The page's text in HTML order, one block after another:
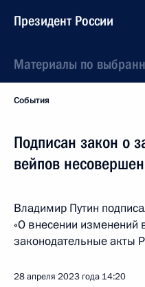
Президент России
Материалы по
События
Подписан закон о
вейпов
Владимир Путин
«О внесении изменений
законодательные акты
28 апреля 2023 года 14:20